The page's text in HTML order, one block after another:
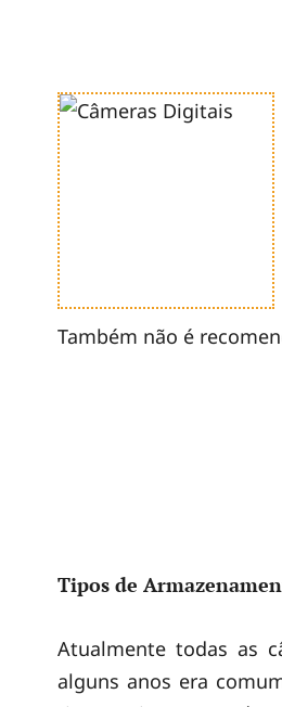
Também não é
Tipos de
Atualmente todas as
alguns anos era